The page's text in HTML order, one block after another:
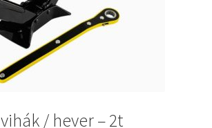
/ hever – 2t